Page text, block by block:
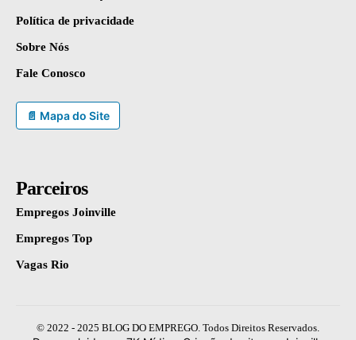
Política de privacidade
Sobre Nós
Fale Conosco
📄 Mapa do Site
Parceiros
Empregos Joinville
Empregos Top
Vagas Rio
© 2022 - 2025 BLOG DO EMPREGO. Todos Direitos Reservados.